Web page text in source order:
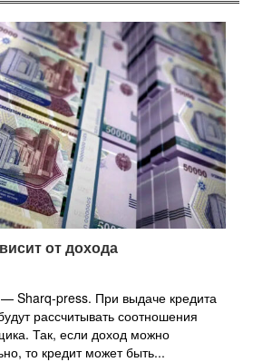
от дохода
— Sharq-press. При выдаче кредита
рассчитывать соотношения
Так, если доход можно
то кредит может быть...